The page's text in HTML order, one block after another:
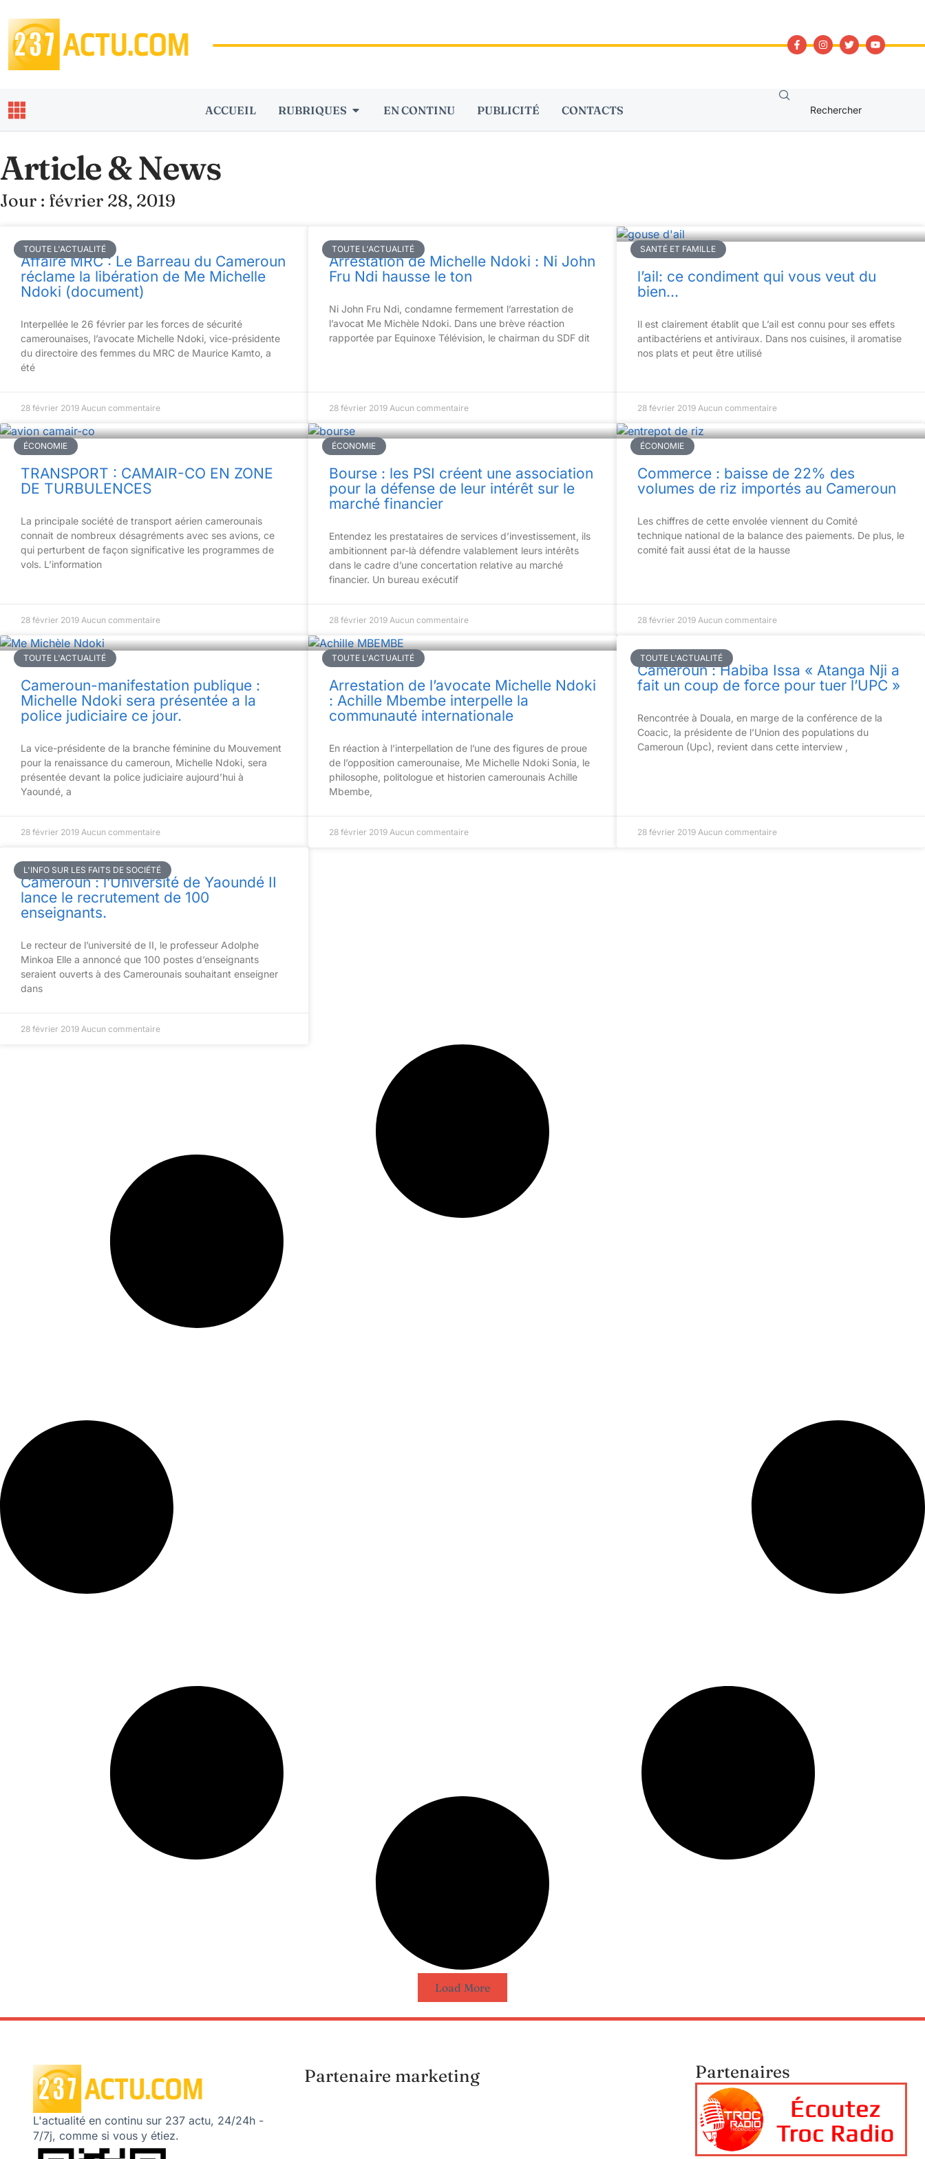
ACCUEIL RUBRIQUES EN CONTINU PUBLICITÉ CONTACTS
Article & News
Jour : février 28, 2019
TOUTE L'ACTUALITÉ
Affaire MRC : Le Barreau du Cameroun
réclame la libération de Me Michelle
Ndoki (document)
Interpellée le 26 février par les forces de sécurité
camerounaises, l’avocate Michelle Ndoki, vice-présidente
du directoire des femmes du MRC de Maurice Kamto, a
été
28 février 2019 Aucun commentaire
TOUTE L'ACTUALITÉ
Arrestation de Michelle Ndoki : Ni John
Fru Ndi hausse le ton
Ni John Fru Ndi, condamne fermement l’arrestation de
l’avocat Me Michèle Ndoki. Dans une brève réaction
rapportée par Equinoxe Télévision, le chairman du SDF dit
28 février 2019 Aucun commentaire
SANTÉ ET FAMILLE
l’ail: ce condiment qui vous veut du
bien…
Il est clairement établit que L’ail est connu pour ses effets
antibactériens et antiviraux. Dans nos cuisines, il aromatise
nos plats et peut être utilisé
28 février 2019 Aucun commentaire
ÉCONOMIE
TRANSPORT : CAMAIR-CO EN ZONE
DE TURBULENCES
La principale société de transport aérien camerounais
connait de nombreux désagréments avec ses avions, ce
qui perturbent de façon significative les programmes de
vols. L’information
28 février 2019 Aucun commentaire
ÉCONOMIE
Bourse : les PSI créent une association
pour la défense de leur intérêt sur le
marché financier
Entendez les prestataires de services d’investissement, ils
ambitionnent par-là défendre valablement leurs intérêts
dans le cadre d’une concertation relative au marché
financier. Un bureau exécutif
28 février 2019 Aucun commentaire
ÉCONOMIE
Commerce : baisse de 22% des
volumes de riz importés au Cameroun
Les chiffres de cette envolée viennent du Comité
technique national de la balance des paiements. De plus, le
comité fait aussi état de la hausse
28 février 2019 Aucun commentaire
TOUTE L'ACTUALITÉ
Cameroun-manifestation publique :
Michelle Ndoki sera présentée a la
police judiciaire ce jour.
La vice-présidente de la branche féminine du Mouvement
pour la renaissance du cameroun, Michelle Ndoki, sera
présentée devant la police judiciaire aujourd’hui à
Yaoundé, a
28 février 2019 Aucun commentaire
TOUTE L'ACTUALITÉ
Arrestation de l’avocate Michelle Ndoki
: Achille Mbembe interpelle la
communauté internationale
En réaction à l’interpellation de l’une des figures de proue
de l’opposition camerounaise, Me Michelle Ndoki Sonia, le
philosophe, politologue et historien camerounais Achille
Mbembe,
28 février 2019 Aucun commentaire
TOUTE L'ACTUALITÉ
Cameroun : Habiba Issa « Atanga Nji a
fait un coup de force pour tuer l’UPC »
Rencontrée à Douala, en marge de la conférence de la
Coacic, la présidente de l’Union des populations du
Cameroun (Upc), revient dans cette interview ,
28 février 2019 Aucun commentaire
L'INFO SUR LES FAITS DE SOCIÉTÉ
Cameroun : l’Université de Yaoundé II
lance le recrutement de 100
enseignants.
Le recteur de l’université de II, le professeur Adolphe
Minkoa Elle a annoncé que 100 postes d’enseignants
seraient ouverts à des Camerounais souhaitant enseigner
dans
28 février 2019 Aucun commentaire
Load More
L'actualité en continu sur 237 actu, 24/24h -
7/7j, comme si vous y étiez.
Partenaire marketing Partenaires